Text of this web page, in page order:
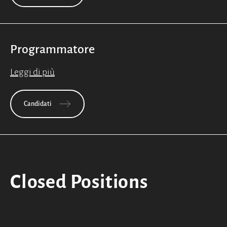
Programmatore
Leggi di più
Candidati
Closed Positions